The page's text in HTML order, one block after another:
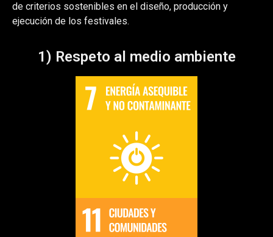
de criterios sostenibles en el diseño, producción y
ejecución de los festivales.
1) Respeto al medio ambiente